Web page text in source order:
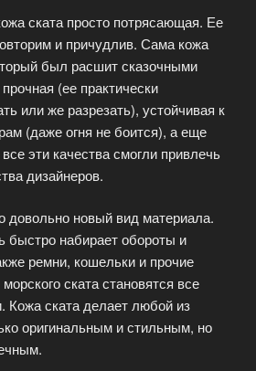
ската просто потрясающая. Ее
и причудлив. Сама кожа
был расшит сказочными
(ее практически
или же разрезать), устойчивая к
(даже огня не боится), а еще
эти качества смогли привлечь
дизайнеров.
довольно новый вид материала.
быстро набирает обороты и
ремни, кошельки и прочие
ската становятся все
Кожа ската делает любой из
оригинальным и стильным, но